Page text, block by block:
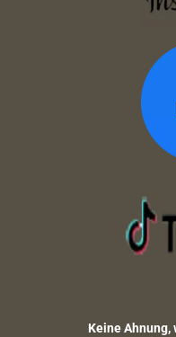
Keine Ahnung,